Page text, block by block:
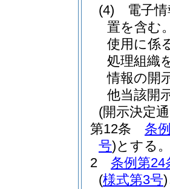
(4)
電子
置を含む
使用に係
処理組織
情報の開
他当該開
(開示決定
第12条
条
号)とする
2
条例第24
(様式第3号)